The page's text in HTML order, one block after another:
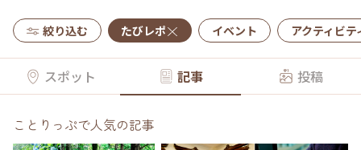
絞り込む たびレポ イベント アクティビテ
スポット 記事 投稿
ことりっぷで人気の記事